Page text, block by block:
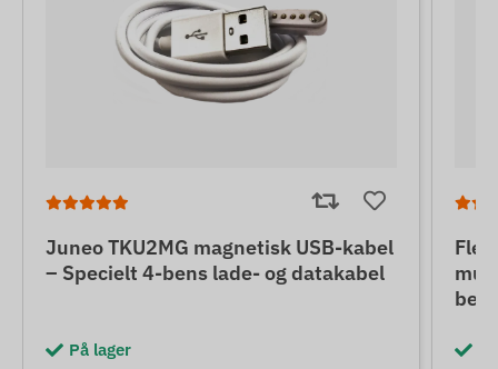
Juneo TKU2MG magnetisk USB-kabel
– Specielt 4-bens lade- og datakabel
På lager